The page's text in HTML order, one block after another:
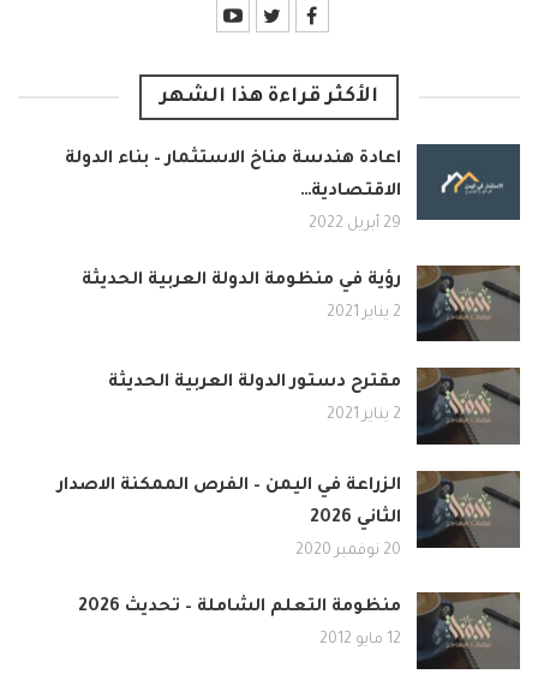
الأكثر قراءة هذا الشهر
اعادة هندسة مناخ الاستثمار – بناء الدولة
الاقتصادية…
29 أبريل 2022
رؤية في منظومة الدولة العربية الحديثة
2 يناير 2021
مقترح دستور الدولة العربية الحديثة
2 يناير 2021
الزراعة في اليمن – الفرص الممكنة الاصدار
الثاني 2026
20 نوفمبر 2020
منظومة التعلم الشاملة – تحديث 2026
12 مايو 2012